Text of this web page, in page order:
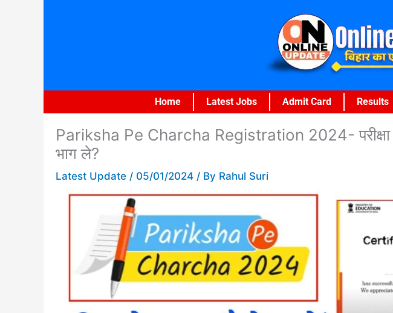
Home Latest Jobs Admit Card Results
Pariksha Pe Charcha Registration 2024- परीक्षा
भाग ले?
Latest Update / 05/01/2024 / By Rahul Suri